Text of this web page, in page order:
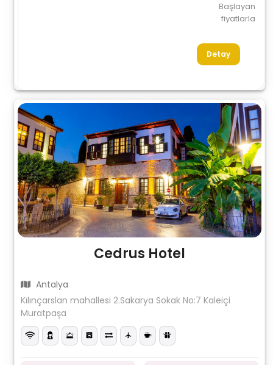
Başlayan
fiyatlarla
Detay
Cedrus Hotel
Antalya
Kılınçarslan mahallesi 2.Sakarya Sokak No:7 Kaleiçi
Muratpaşa